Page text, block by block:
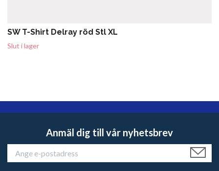
SW T-Shirt Delray röd Stl XL
Slut i lager
Anmäl dig till vår nyhetsbrev